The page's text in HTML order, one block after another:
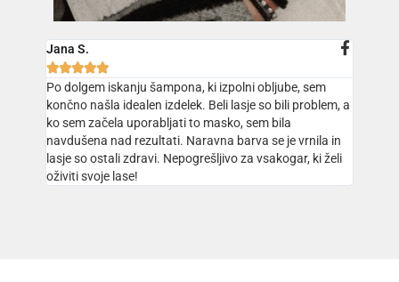
Jana S.

Po dolgem iskanju šampona, ki izpolni obljube, sem
končno našla idealen izdelek. Beli lasje so bili problem, a
ko sem začela uporabljati to masko, sem bila
navdušena nad rezultati. Naravna barva se je vrnila in
lasje so ostali zdravi. Nepogrešljivo za vsakogar, ki želi
oživiti svoje lase!